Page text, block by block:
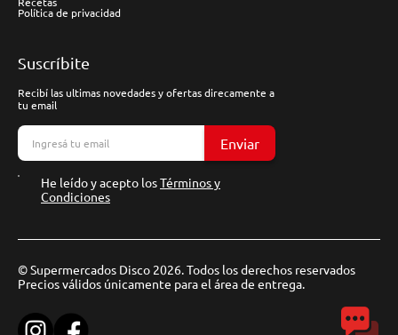
Política de privacidad
Suscríbite
Recibí las ultimas novedades y ofertas direcamente a
tu email
Enviar
He leído y acepto losTérminos y
Condiciones
© Supermercados Disco 2026. Todos los derechos reservados
Precios válidos únicamente para el área de entrega.